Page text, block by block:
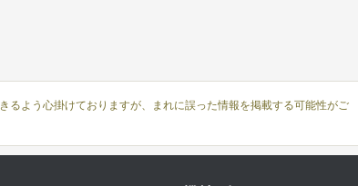
よう心掛けておりますが、まれに誤った情報を掲載する可能性がご